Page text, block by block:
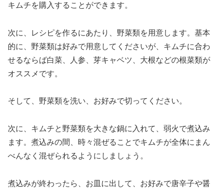
キムチを購入することができます。
次に、レシピを作るにあたり、野菜類を用意します。基本
的に、野菜類は好みで用意してくださいが、キムチに合わ
せるならば白菜、人参、芽キャベツ、大根などの根菜類が
オススメです。
そして、野菜類を洗い、お好みで切ってください。
次に、キムチと野菜類を大きな鍋に入れて、弱火で煮込み
ます。煮込みの間、時々混ぜることでキムチが全体にまん
べんなく混ぜられるようにしましょう。
煮込みが終わったら、お皿に出して、お好みで唐辛子や醤